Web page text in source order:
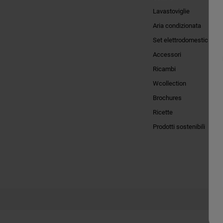
Lavastoviglie
Aria condizionata
Set elettrodomestici
Accessori
Ricambi
Wcollection
Brochures
Ricette
Prodotti sostenibili